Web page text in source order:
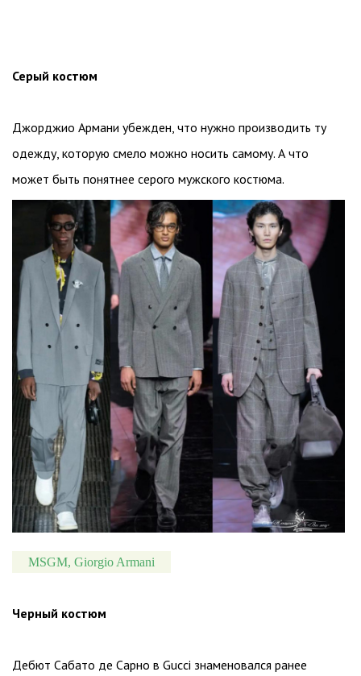
Серый костюм
Джорджио Армани убежден, что нужно производить ту
одежду, которую смело можно носить самому. А что
может быть понятнее серого мужского костюма.
MSGM, Giorgio Armani
Черный костюм
Дебют Сабато де Сарно в Gucci знаменовался ранее